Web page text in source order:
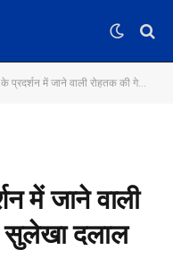
में जाने वाली रोहतक की गेस्ट टीचर सुलेखा दलाल बहाल
में जाने वाली
सुलेखा दलाल